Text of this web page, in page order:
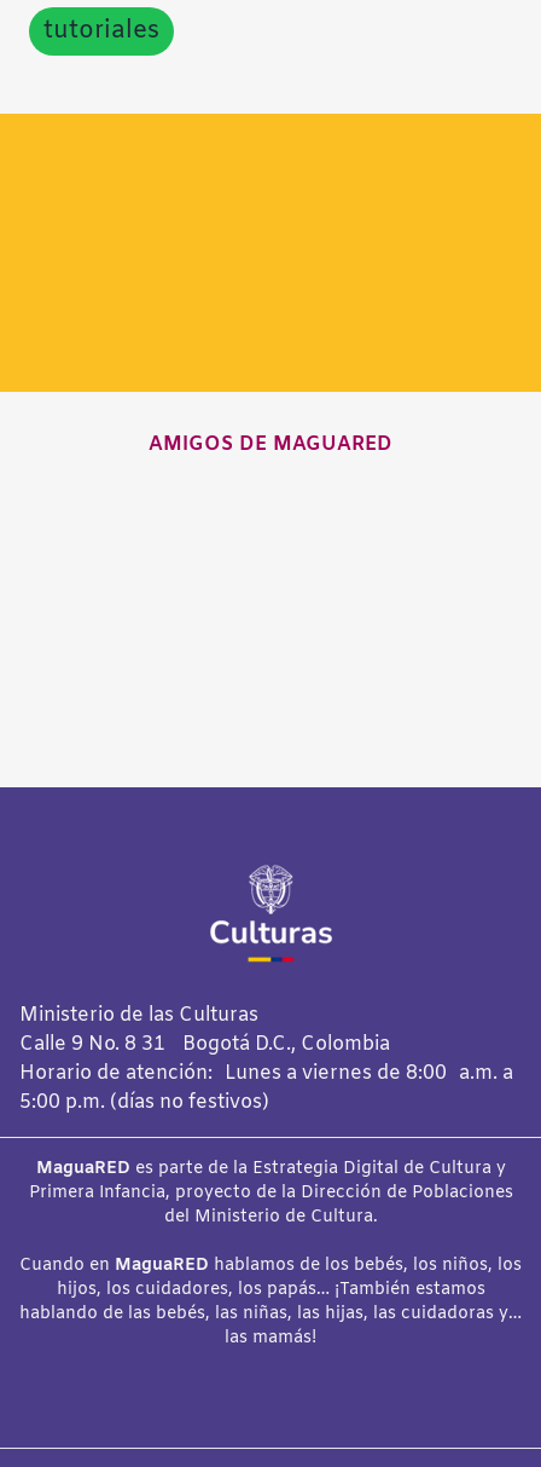
tutoriales
AMIGOS DE MAGUARED
Ministerio de las Culturas
Calle 9 No. 8 31 Bogotá D.C., Colombia
Horario de atención: Lunes a viernes de 8:00 a.m. a
5:00 p.m. (días no festivos)
MaguaRED es parte de la Estrategia Digital de Cultura y
Primera Infancia, proyecto de la Dirección de Poblaciones
del Ministerio de Cultura.
Cuando en MaguaRED hablamos de los bebés, los niños, los
hijos, los cuidadores, los papás… ¡También estamos
hablando de las bebés, las niñas, las hijas, las cuidadoras y…
las mamás!